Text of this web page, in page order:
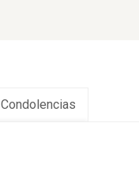
Condolencias